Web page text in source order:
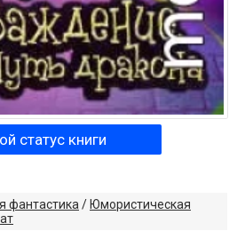
статус книги
фантастика / Юмористическая